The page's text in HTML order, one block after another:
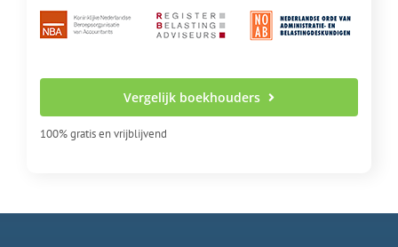
Vergelijk boekhouders
100% gratis en vrijblijvend